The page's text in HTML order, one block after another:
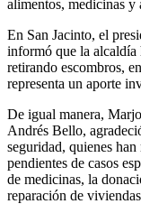
alimentos, medicinas y
En San Jacinto, el
informó que la alcaldía
retirando escombros,
representa un aporte
De igual manera,
Andrés Bello,
seguridad, quienes
pendientes de casos
de medicinas, la
reparación de